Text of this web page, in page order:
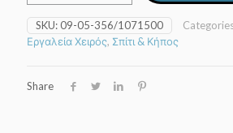
quantity
SKU:09-05-356/1071500
Εργαλεία Χειρός, Σπίτι & Κήπος
Share